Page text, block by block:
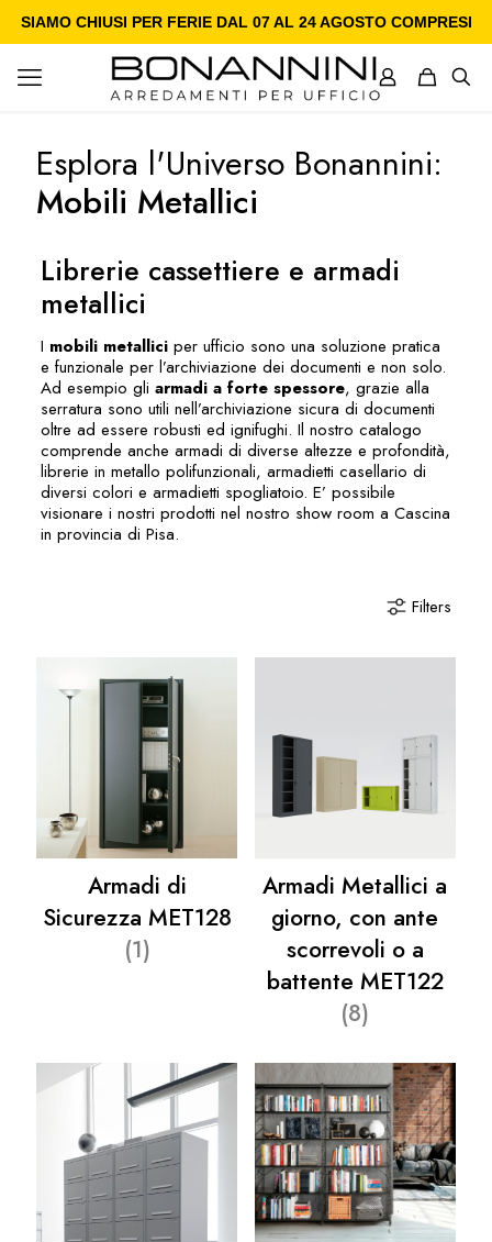
SIAMO CHIUSI PER FERIE DAL 07 AL 24 AGOSTO COMPRESI
Esplora l'Universo Bonannini:
Mobili Metallici
Librerie cassettiere e armadi
metallici
I mobili metalliciper ufficio sono una soluzione pratica
e funzionale per l’archiviazione dei documenti e non solo.
Ad esempio gli armadi a forte spessore, grazie alla
serratura sono utili nell’archiviazione sicura di documenti
oltre ad essere robusti ed ignifughi. Il nostro catalogo
comprende anche armadi di diverse altezze e profondità,
librerie in metallo polifunzionali, armadietti casellario di
diversi colori e armadietti spogliatoio. E’ possibile
visionare i nostri prodotti nel nostro show room a Cascina
in provincia di Pisa.
Filters
Armadi di
Sicurezza MET128
(1)
Armadi Metallici a
giorno, con ante
scorrevoli o a
battente MET122
(8)